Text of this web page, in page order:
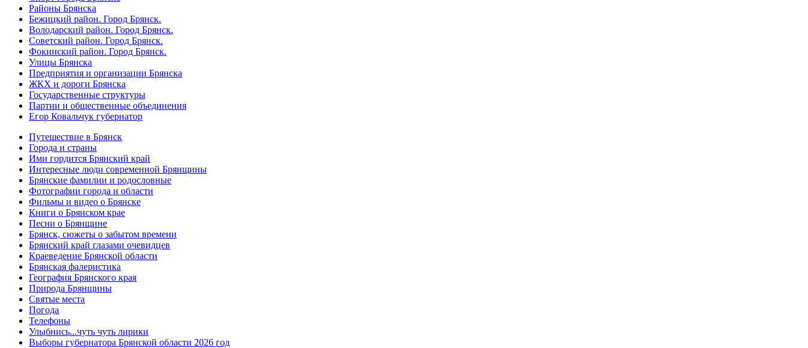
Районы Брянска
Бежицкий район. Город Брянск.
Володарский район. Город Брянск.
Советский район. Город Брянск.
Фокинский район. Город Брянск.
Улицы Брянска
Предприятия и организации Брянска
ЖКХ и дороги Брянска
Государственные структуры
Партии и общественные объединения
Егор Ковальчук губернатор
Путешествие в Брянск
Города и страны
Ими гордится Брянский край
Интересные люди современной Брянщины
Брянские фамилии и родословные
Фотографии города и области
Фильмы и видео о Брянске
Книги о Брянском крае
Песни о Брянщине
Брянск, сюжеты о забытом времени
Брянский край глазами очевидцев
Краеведение Брянской области
Брянская фалеристика
География Брянского края
Природа Брянщины
Святые места
Погода
Телефоны
Улыбнись...чуть чуть лирики
Выборы губернатора Брянской области 2026 год